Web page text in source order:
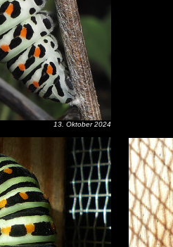
13. Oktober 2024